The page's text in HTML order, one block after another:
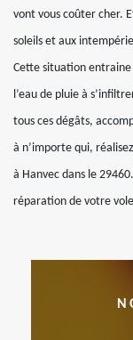
vont vous coûter cher.
soleils et aux
Cette situation
l’eau de pluie à
tous ces dégâts,
à n’importe qui,
à Hanvec dans le
réparation de votre